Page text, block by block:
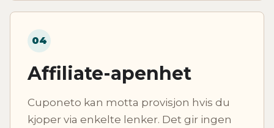
04
Affiliate-apenhet
Cuponeto kan motta provisjon hvis du
kjoper via enkelte lenker. Det gir ingen